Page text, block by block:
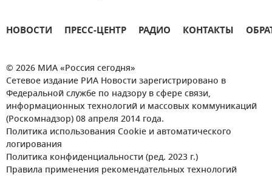
НОВОСТИ ПРЕСС-ЦЕНТР РАДИО КОНТАКТЫ
© 2026 МИА «Россия сегодня»
Сетевое издание РИА Новости зарегистрировано в
Федеральной службе по надзору в сфере связи,
информационных технологий и массовых коммуникаций
(Роскомнадзор) 08 апреля 2014 года.
Политика использования Cookie и автоматического
логирования
Политика конфиденциальности (ред. 2023 г.)
Правила применения рекомендательных технологий